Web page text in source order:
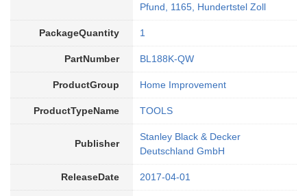
Pfund, 1165, Hundertstel Zoll
PackageQuantity 1
PartNumber BL188K-QW
ProductGroup Home Improvement
ProductTypeName TOOLS
Publisher
Stanley Black & Decker
Deutschland GmbH
ReleaseDate 2017-04-01